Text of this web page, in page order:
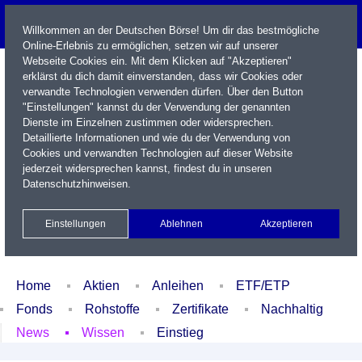
Name / WKN / ISIN / Kürzel
Xetra Realtime
Watchlist Portfolio Login
Home Aktien Anleihen
ETF/ETP
Fonds
Rohstoffe Zertifikate
Nachhaltig
News
Wissen Einstieg
Willkommen an der Deutschen Börse! Um dir das bestmögliche
Online-Erlebnis zu ermöglichen, setzen wir auf unserer
Webseite Cookies ein. Mit dem Klicken auf "Akzeptieren"
erklärst du dich damit einverstanden, dass wir Cookies oder
verwandte Technologien verwenden dürfen. Über den Button
"Einstellungen" kannst du der Verwendung der genannten
Dienste im Einzelnen zustimmen oder widersprechen.
Detaillierte Informationen und wie du der Verwendung von
Cookies und verwandten Technologien auf dieser Website
jederzeit widersprechen kannst, findest du in unseren
Datenschutzhinweisen.
Einstellungen Ablehnen Akzeptieren